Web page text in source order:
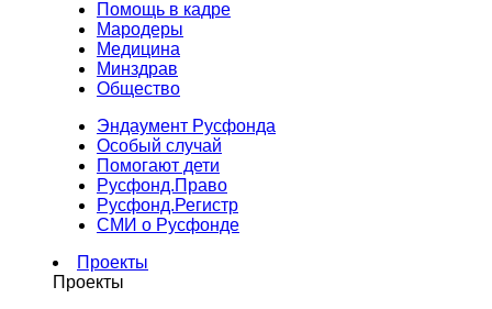
Помощь в кадре
Мародеры
Медицина
Минздрав
Общество
Эндаумент Русфонда
Особый случай
Помогают дети
Русфонд.Право
Русфонд.Регистр
СМИ о Русфонде
Проекты
Проекты